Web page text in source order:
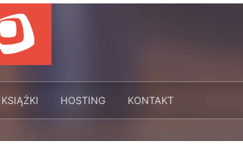
KSIĄŻKI HOSTING KONTAKT